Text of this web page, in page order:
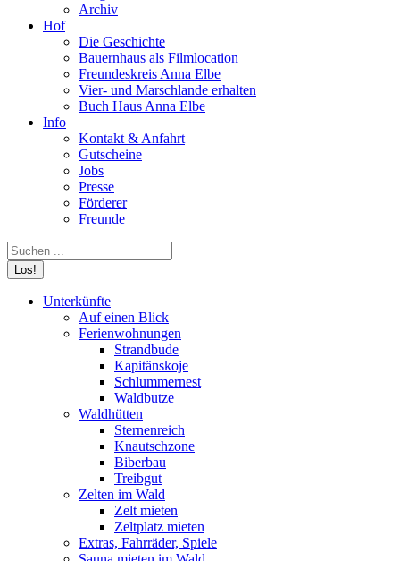
Archiv
Hof
Die Geschichte
Bauernhaus als Filmlocation
Freundeskreis Anna Elbe
Vier- und Marschlande erhalten
Buch Haus Anna Elbe
Info
Kontakt & Anfahrt
Gutscheine
Jobs
Presse
Förderer
Freunde
Search:
Unterkünfte
Auf einen Blick
Ferienwohnungen
Strandbude
Kapitänskoje
Schlummernest
Waldbutze
Waldhütten
Sternenreich
Knautschzone
Biberbau
Treibgut
Zelten im Wald
Zelt mieten
Zeltplatz mieten
Extras, Fahrräder, Spiele